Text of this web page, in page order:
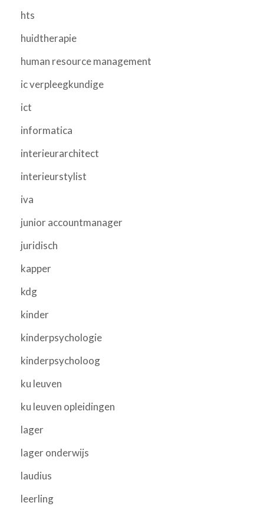
hts
huidtherapie
human resource management
ic verpleegkundige
ict
informatica
interieurarchitect
interieurstylist
iva
junior accountmanager
juridisch
kapper
kdg
kinder
kinderpsychologie
kinderpsycholoog
ku leuven
ku leuven opleidingen
lager
lager onderwijs
laudius
leerling